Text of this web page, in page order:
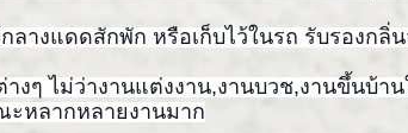
ลางแดดสักพัก หรือเก็บไว้ในรถ รับรองกลิ่
างๆ ไม่ว่างานแต่งงาน,งานบวช,งานขึ้นบ้าน
ะหลากหลายงานมาก